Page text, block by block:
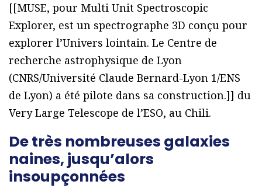
[[MUSE, pour Multi Unit Spectroscopic
Explorer, est un spectrographe 3D conçu pour
explorer l’Univers lointain. Le Centre de
recherche astrophysique de Lyon
(CNRS/Université Claude Bernard-Lyon 1/ENS
de Lyon) a été pilote dans sa construction.]] du
Very Large Telescope de l’ESO, au Chili.
De très nombreuses galaxies
naines, jusqu’alors
insoupçonnées